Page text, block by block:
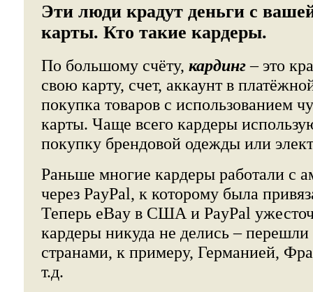
Эти люди крадут деньги с
карты. Кто такие кардеры.
По большому счёту, кардинг– это
свою карту, счет, аккаунт в
покупка товаров с использованием
карты. Чаще всего кардеры
покупку брендовой одежды или
Раньше многие кардеры работали с
через PayPal, к которому была
Теперь eBay в США и PayPal
кардеры никуда не делись –
странами, к примеру, Германией,
т.д.